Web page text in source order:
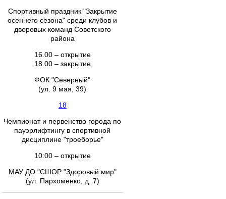
Спортивный праздник "Закрытие
осеннего сезона" среди клубов и
дворовых команд Советского
района
16.00 – открытие
18.00 – закрытие
ФОК "Северный"
(ул. 9 мая, 39)
18
Чемпионат и первенство города по
пауэрлифтингу в спортивной
дисциплине "троеборье"
10:00 – открытие
МАУ ДО "СШОР "Здоровый мир"
(ул. Пархоменко, д. 7)